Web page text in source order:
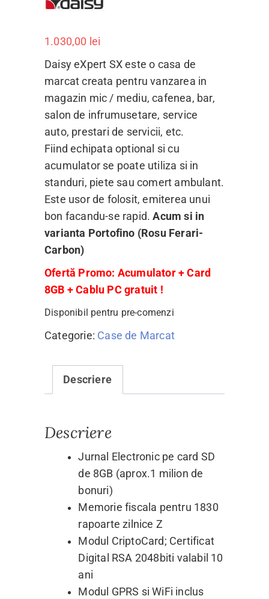
1.030,00 lei
Daisy eXpert SX este o casa de
marcat creata pentru vanzarea in
magazin mic / mediu, cafenea, bar,
salon de infrumusetare, service
auto, prestari de servicii, etc.
Fiind echipata optional si cu
acumulator se poate utiliza si in
standuri, piete sau comert ambulant.
Este usor de folosit, emiterea unui
bon facandu-se rapid.Acum si in
varianta Portofino (Rosu Ferari-
Carbon)
Ofertă Promo: Acumulator + Card
8GB + Cablu PC gratuit !
Disponibil pentru pre-comenzi
Categorie: Case de Marcat
Descriere
Descriere
Jurnal Electronic pe card SD
de 8GB (aprox.1 milion de
bonuri)
Memorie fiscala pentru 1830
rapoarte zilnice Z
Modul CriptoCard; Certificat
Digital RSA 2048biti valabil 10
ani
Modul GPRS si WiFi inclus